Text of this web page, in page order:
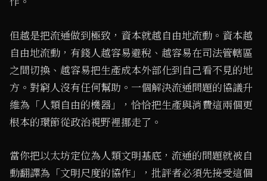
但越是把流通做到極致，資本就越自由地流動。資本越
自由地流動，有錢人越容易避稅、越容易在司法管轄區
之間切換、越容易把生產成本外部化到自己看不見的地
方。對窮人沒有任何幫助。一個解決流通問題的協議升
維為「人類自由的機器」，恰恰把生產與消費這兩個更
根本的環節從政治視野裡挪走了。
當你把以太坊定位為人類文明基底，流通的問題就被自
動翻譯為「文明尺度的協作」，批評者必須先接受這個